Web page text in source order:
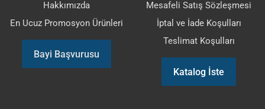
Hakkımızda
En Ucuz Promosyon Ürünleri
Bayi Başvurusu
Mesafeli Satış Sözleşmesi
İptal ve İade Koşulları
Teslimat Koşulları
Katalog İste